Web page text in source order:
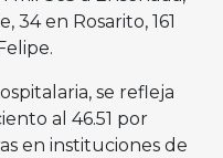
34 en Rosarito, 161
se refleja
al 46.51 por
en instituciones de